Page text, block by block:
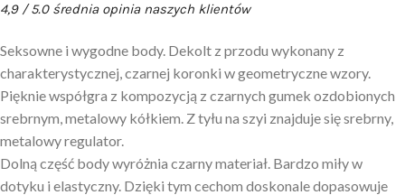
4,9 / 5.0 średnia opinia naszych klientów
Seksowne i wygodne body. Dekolt z przodu wykonany z
charakterystycznej, czarnej koronki w geometryczne wzory.
Pięknie współgra z kompozycją z czarnych gumek ozdobionych
srebrnym, metalowy kółkiem. Z tyłu na szyi znajduje się srebrny,
metalowy regulator.
Dolną część body wyróżnia czarny materiał. Bardzo miły w
dotyku i elastyczny. Dzięki tym cechom doskonale dopasowuje